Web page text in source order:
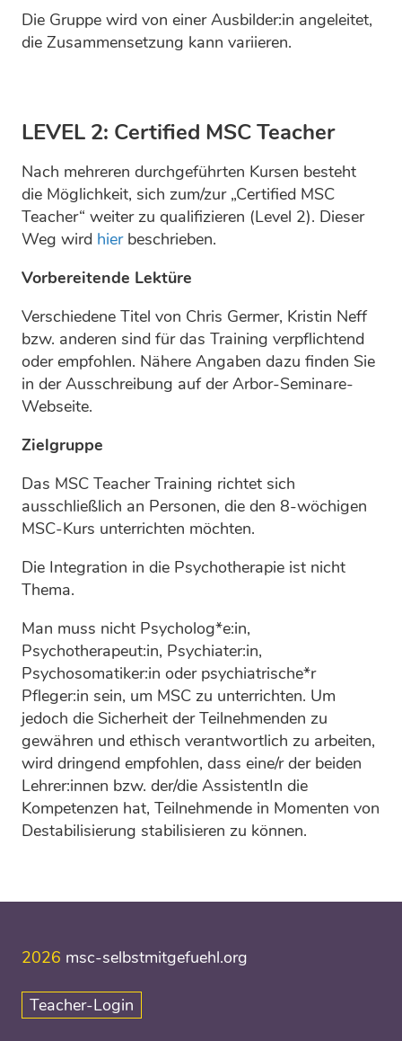
Die Gruppe wird von einer Ausbilder:in angeleitet,
die Zusammensetzung kann variieren.
LEVEL 2: Certified MSC Teacher
Nach mehreren durchgeführten Kursen besteht
die Möglichkeit, sich zum/zur „Certified MSC
Teacher“ weiter zu qualifizieren (Level 2). Dieser
Weg wird hierbeschrieben.
Vorbereitende Lektüre
Verschiedene Titel von Chris Germer, Kristin Neff
bzw. anderen sind für das Training verpflichtend
oder empfohlen. Nähere Angaben dazu finden Sie
in der Ausschreibung auf der Arbor-Seminare-
Webseite.
Zielgruppe
Das MSC Teacher Training richtet sich
ausschließlich an Personen, die den 8-wöchigen
MSC-Kurs unterrichten möchten.
Die Integration in die Psychotherapie ist nicht
Thema.
Man muss nicht Psycholog*e:in,
Psychotherapeut:in, Psychiater:in,
Psychosomatiker:in oder psychiatrische*r
Pfleger:in sein, um MSC zu unterrichten. Um
jedoch die Sicherheit der Teilnehmenden zu
gewähren und ethisch verantwortlich zu arbeiten,
wird dringend empfohlen, dass eine/r der beiden
Lehrer:innen bzw. der/die AssistentIn die
Kompetenzen hat, Teilnehmende in Momenten von
Destabilisierung stabilisieren zu können.
2026 msc-selbstmitgefuehl.org
Teacher-Login